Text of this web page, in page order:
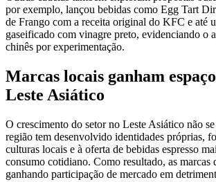
por exemplo, lançou bebidas como Egg Tart
de Frango com a receita original do KFC e até
gaseificado com vinagre preto, evidenciando o
chinês por experimentação.
Marcas locais ganham
Leste Asiático
O crescimento do setor no Leste Asiático não
região tem desenvolvido identidades próprias,
culturas locais e à oferta de bebidas espresso
consumo cotidiano. Como resultado, as marcas
ganhando participação de mercado em